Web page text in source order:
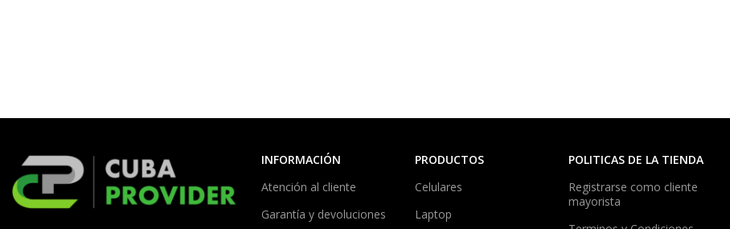
INFORMACIÓN
Atención al cliente
Garantía y devoluciones
PRODUCTOS
Celulares
Laptop
POLITICAS DE LA TIENDA
Registrarse como cliente
mayorista